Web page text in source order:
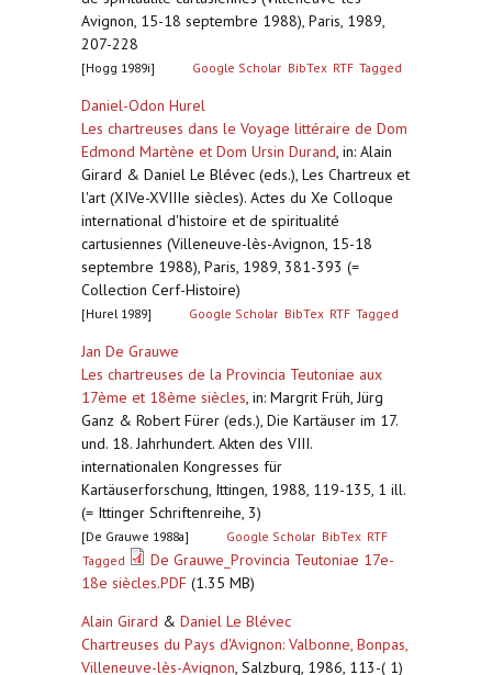
Avignon, 15-18 septembre 1988), Paris, 1989,
207-228
[Hogg 1989i] Google Scholar BibTex RTF Tagged
Daniel-Odon Hurel
Les chartreuses dans le Voyage littéraire de Dom
Edmond Martène et Dom Ursin Durand, in: Alain
Girard & Daniel Le Blévec (eds.), Les Chartreux et
l'art (XIVe-XVIIIe siècles). Actes du Xe Colloque
international d'histoire et de spiritualité
cartusiennes (Villeneuve-lès-Avignon, 15-18
septembre 1988), Paris, 1989, 381-393 (=
Collection Cerf-Histoire)
[Hurel 1989] Google Scholar BibTex RTF Tagged
Jan De Grauwe
Les chartreuses de la Provincia Teutoniae aux
17ème et 18ème siècles, in: Margrit Früh, Jürg
Ganz & Robert Fürer (eds.), Die Kartäuser im 17.
und. 18. Jahrhundert. Akten des VIII.
internationalen Kongresses für
Kartäuserforschung, Ittingen, 1988, 119-135, 1 ill.
(= Ittinger Schriftenreihe, 3)
[De Grauwe 1988a] Google Scholar BibTex RTF
Tagged
De Grauwe_Provincia Teutoniae 17e-
18e siècles.PDF (1.35 MB)
Alain Girard & Daniel Le Blévec
Chartreuses du Pays d'Avignon: Valbonne, Bonpas,
Villeneuve-lès-Avignon, Salzburg, 1986, 113-( 1)